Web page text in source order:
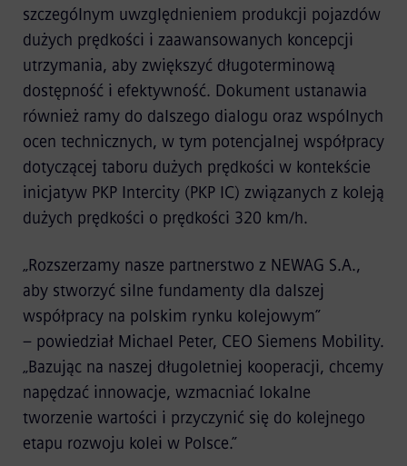
szczególnym uwzględnieniem produkcji pojazdów
dużych prędkości i zaawansowanych koncepcji
utrzymania, aby zwiększyć długoterminową
dostępność i efektywność. Dokument ustanawia
również ramy do dalszego dialogu oraz wspólnych
ocen technicznych, w tym potencjalnej współpracy
dotyczącej taboru dużych prędkości w kontekście
inicjatyw PKP Intercity (PKP IC) związanych z koleją
dużych prędkości o prędkości 320 km/h.
„Rozszerzamy nasze partnerstwo z NEWAG S.A.,
aby stworzyć silne fundamenty dla dalszej
współpracy na polskim rynku kolejowym”
– powiedział Michael Peter, CEO Siemens Mobility.
„Bazując na naszej długoletniej kooperacji, chcemy
napędzać innowacje, wzmacniać lokalne
tworzenie wartości i przyczynić się do kolejnego
etapu rozwoju kolei w Polsce.”